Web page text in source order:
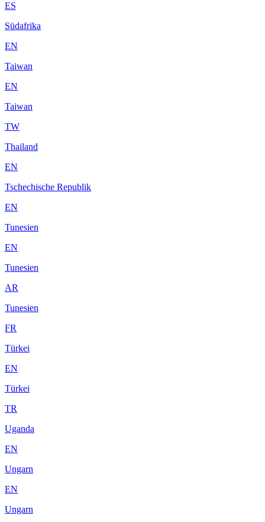
ES
Südafrika
EN
Taiwan
EN
Taiwan
TW
Thailand
EN
Tschechische Republik
EN
Tunesien
EN
Tunesien
AR
Tunesien
FR
Türkei
EN
Türkei
TR
Uganda
EN
Ungarn
EN
Ungarn